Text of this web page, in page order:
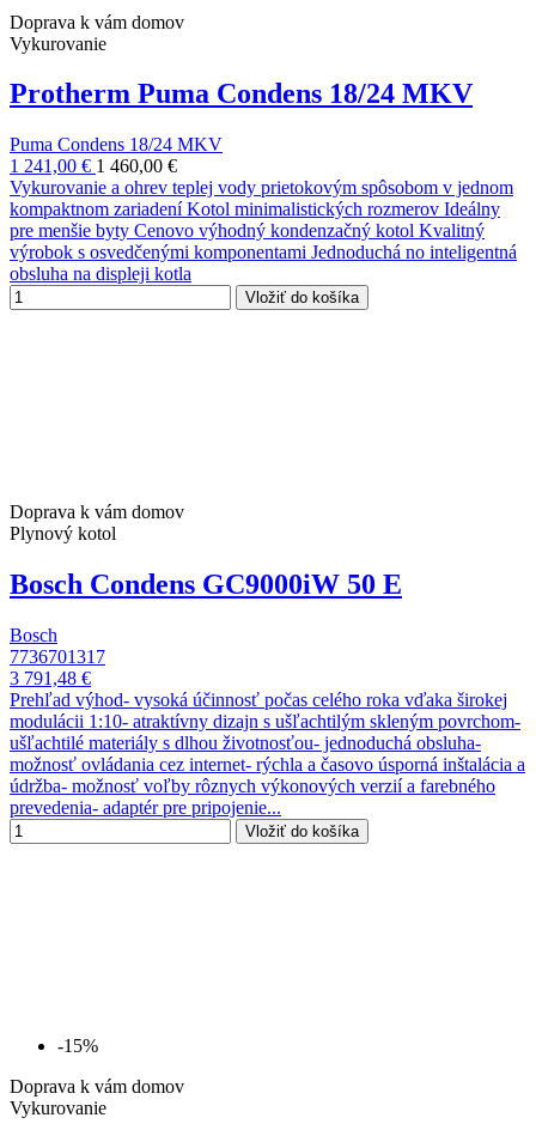
Doprava k vám domov
Vykurovanie
Protherm Puma Condens 18/24 MKV
Puma Condens 18/24 MKV
1 241,00 € 1 460,00 €
Vykurovanie a ohrev teplej vody prietokovým spôsobom v jednom
kompaktnom zariadení Kotol minimalistických rozmerov Ideálny
pre menšie byty Cenovo výhodný kondenzačný kotol Kvalitný
výrobok s osvedčenými komponentami Jednoduchá no inteligentná
obsluha na displeji kotla
Vložiť do košíka
Doprava k vám domov
Plynový kotol
Bosch Condens GC9000iW 50 E
Bosch
7736701317
3 791,48 €
Prehľad výhod- vysoká účinnosť počas celého roka vďaka širokej
modulácii 1:10- atraktívny dizajn s ušľachtilým skleným povrchom-
ušľachtilé materiály s dlhou životnosťou- jednoduchá obsluha-
možnosť ovládania cez internet- rýchla a časovo úsporná inštalácia a
údržba- možnosť voľby rôznych výkonových verzií a farebného
prevedenia- adaptér pre pripojenie...
Vložiť do košíka
-15%
Doprava k vám domov
Vykurovanie